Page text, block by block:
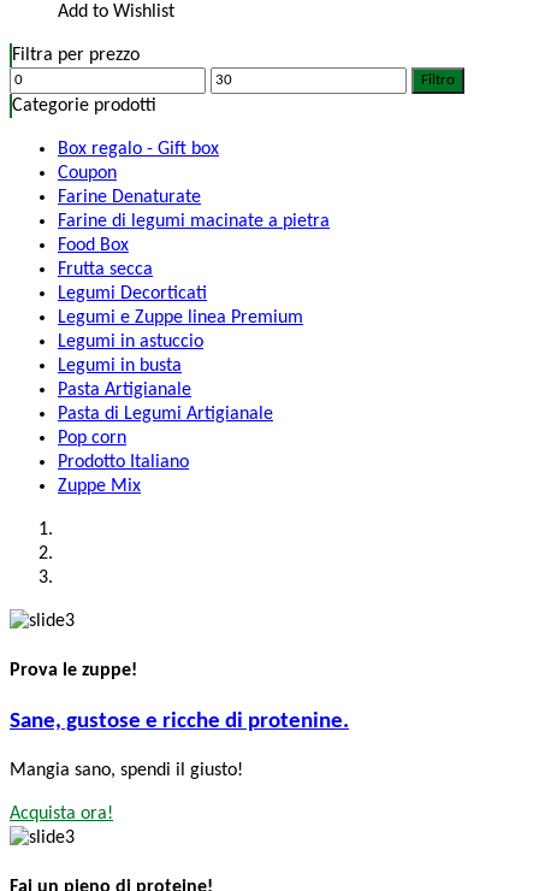
Add to Wishlist
Filtra per prezzo
Filtro
Categorie prodotti
Box regalo - Gift box
Coupon
Farine Denaturate
Farine di legumi macinate a pietra
Food Box
Frutta secca
Legumi Decorticati
Legumi e Zuppe linea Premium
Legumi in astuccio
Legumi in busta
Pasta Artigianale
Pasta di Legumi Artigianale
Pop corn
Prodotto Italiano
Zuppe Mix
Prova le zuppe!
Sane, gustose e ricche di protenine.
Mangia sano, spendi il giusto!
Acquista ora!